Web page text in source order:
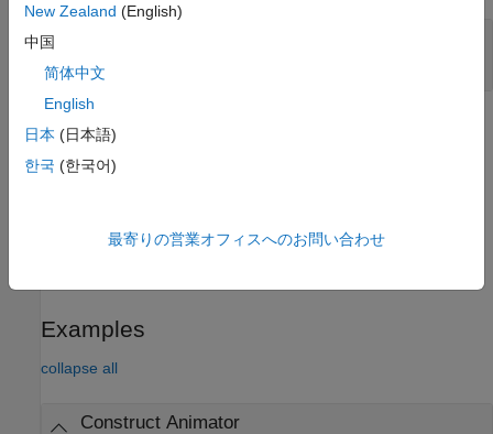
Methods
expand all
Examples
collapse all
Construct Animator
New Zealand (English)
中国
简体中文
English
日本 (日本語)
한국 (한국어)
最寄りの営業オフィスへのお問い合わせ